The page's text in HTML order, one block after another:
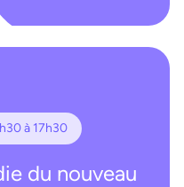
à 17h30
du nouveau